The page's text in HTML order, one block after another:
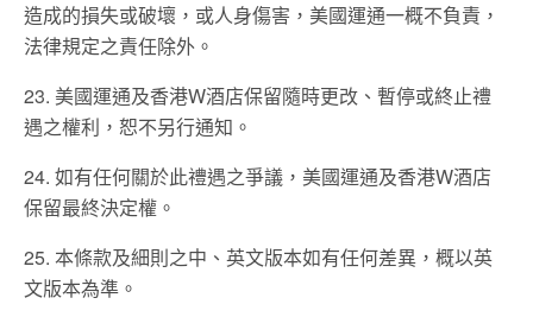
造成的損失或破壞，或人身傷害，美國運通一概不負責，
法律規定之責任除外。
23. 美國運通及香港W酒店保留隨時更改、暫停或終止禮
遇之權利，恕不另行通知。
24. 如有任何關於此禮遇之爭議，美國運通及香港W酒店
保留最終決定權。
25. 本條款及細則之中、英文版本如有任何差異，概以英
文版本為準。